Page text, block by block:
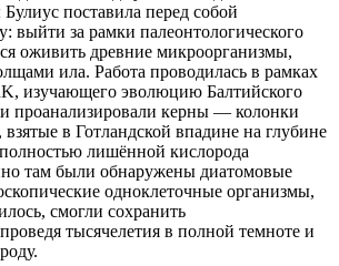
поставила перед собой
выйти за рамки палеонтологического
оживить древние микроорганизмы,
ила. Работа проводилась в рамках
изучающего эволюцию Балтийского
проанализировали керны — колонки
в Готландской впадине на глубине
лишённой кислорода
там были обнаружены диатомовые
одноклеточные организмы,
смогли сохранить
тысячелетия в полной темноте и